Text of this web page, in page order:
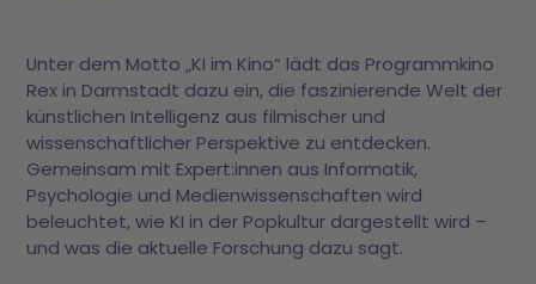
Unter dem Motto „KI im Kino“ lädt das Programmkino
Rex in Darmstadt dazu ein, die faszinierende Welt der
künstlichen Intelligenz aus filmischer und
wissenschaftlicher Perspektive zu entdecken.
Gemeinsam mit Expert:innen aus Informatik,
Psychologie und Medienwissenschaften wird
beleuchtet, wie KI in der Popkultur dargestellt wird –
und was die aktuelle Forschung dazu sagt.